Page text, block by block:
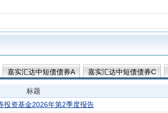
嘉实汇达中短债债券A 嘉实汇达中短债债券C
嘉实汇明纯债债券A
标题
投资基金2026年第2季度报告